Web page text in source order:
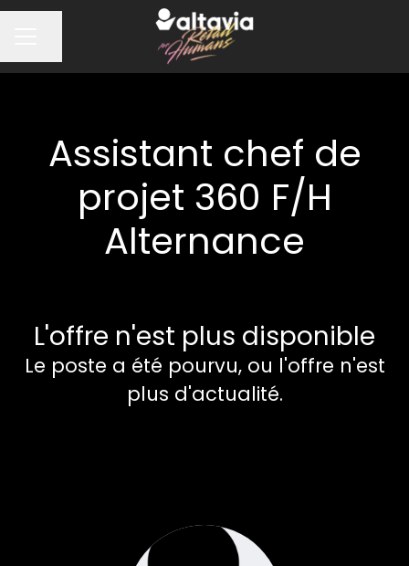
Assistant chef de
projet 360 F/H
Alternance
L'offre n'est plus disponible
Le poste a été pourvu, ou l'offre n'est
plus d'actualité.